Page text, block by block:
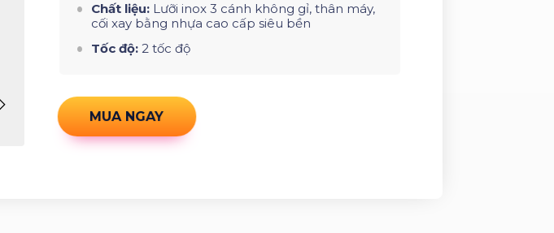
MUA NGAY
Chất liệu:Lưỡi inox 3 cánh không gỉ, thân máy,
cối xay bằng nhựa cao cấp siêu bền
Tốc độ:2 tốc độ